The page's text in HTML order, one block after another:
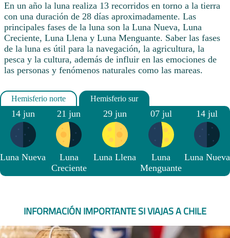
En un año la luna realiza 13 recorridos en torno a la tierra
con una duración de 28 días aproximadamente. Las
principales fases de la luna son la Luna Nueva, Luna
Creciente, Luna Llena y Luna Menguante. Saber las fases
de la luna es útil para la navegación, la agricultura, la
pesca y la cultura, además de influir en las emociones de
las personas y fenómenos naturales como las mareas.
14 jun
Luna Nueva
21 jun
Luna
Creciente
29 jun
Luna Llena
07 jul
Luna
Menguante
14 jul
Luna Nueva
INFORMACIÓN IMPORTANTE SI VIAJAS A CHILE